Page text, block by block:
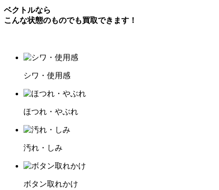
ベクトルなら
こんな状態のものでも買取できます！
シワ・使用感
ほつれ・やぶれ
汚れ・しみ
ボタン取れかけ